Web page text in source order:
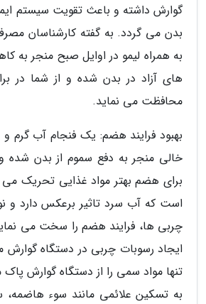
گوارش داشته و باعث تقویت سیستم
بدن می گردد. به گفته کارشناسان
به همراه لیمو در اوایل صبح منجر به
های آزاد در بدن شده و از شما در
محافظت می نماید.
بهبود فرایند هضم: یک فنجام آب گرم
خالی منجر به دفع سموم از بدن شده
برای هضم بهتر مواد غذایی تحریک می
است که آب سرد تاثیر برعکس دارد و
چربی ها، فرایند هضم را سخت می
ایجاد رسوبات چربی در دستگاه
تنها مواد سمی را از دستگاه گوارش
به تسکین علائمی مانند سوء